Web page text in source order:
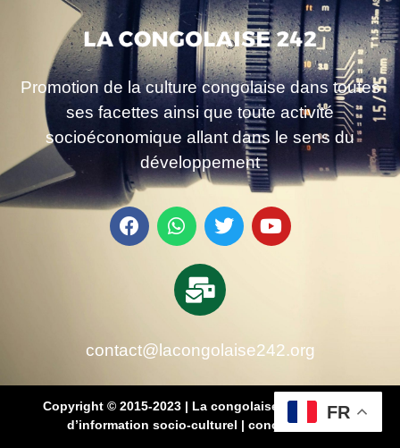
Promotion de la culture congolaise dans toutes
ses facettes ainsi que toute activité
socioéconomique allant dans le sens du
développement
contact@lacongolaise242.org
Copyright © 2015-2023 | La congolaise 242 – média
d’information socio-culturel | conçu par SB
FR